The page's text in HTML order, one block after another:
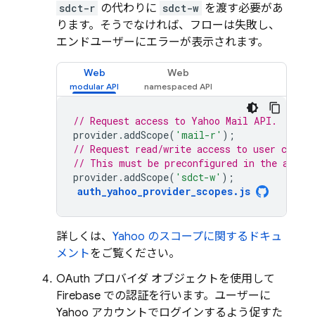
sdct-r の代わりに sdct-w を渡す必要があ
ります。そうでなければ、フローは失敗し、
エンドユーザーにエラーが表示されます。
Web Web
// Request access to Yahoo Mail API.
provider .addScope( 'mail-r' );
// Request read/write access to user
// This must be preconfigured in the app's
provider .addScope( 'sdct-w' );
auth_yahoo_provider_scopes. js
詳しくは、 Yahoo のスコープに関するドキュ
メントをご覧ください。
OAuth プロバイダ オブジェクトを使用して
Firebase での認証を行います。ユーザーに
Yahoo アカウントでログインするよう促すた